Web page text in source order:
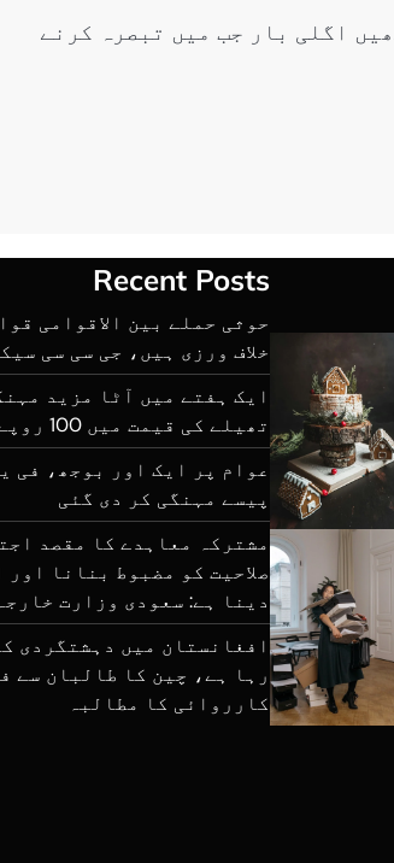
اگلی بار جب میں تبصرہ کرنے
Recent Posts
حوثی حملے بین الاقوامی
خلاف ورزی ہیں، جی سی سی
تھیلے کی قیمت میں 100 روپے تک اضافہ
پیسے مہنگی کر دی گئی
مشترکہ معاہدے کا مقصد
صلاحیت کو مضبوط بنانا اور
دینا ہے: سعودی وزارت خارجہ
افغانستان میں دہشتگردی
رہا ہے، چین کا طالبان سے
کارروائی کا مطالبہ